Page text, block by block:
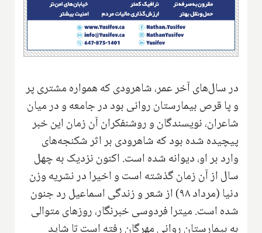
در سال‌های آخر عمر، شاهرودی که همواره مشتری پر
و پا قرص بیمارستان روانی بود در جامعه و در میان
شاعران، نویسندگان و روشنفکران آن زمان این خبر
پیچیده شده بود که شاهرودی بر اثر شکنجه‌های
وارد بر او، دیوانه شده است. اکنون نزدیک به چهل
سال از آن زمان گذشته است و اخیرا در نشریه وزن
دنیا (مرداد ۹۸) از شعر و زندگی اسماعیل رد جنون
شده است. میترا فردوسی خبرنگار، روزهای متوالی